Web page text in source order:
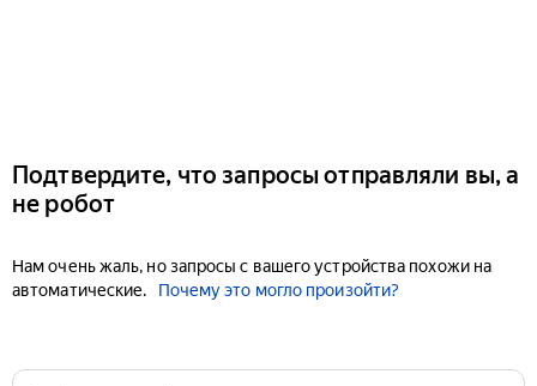
Подтвердите, что запросы отправляли вы, а
не робот
Нам очень жаль, но запросы с вашего устройства похожи на
автоматические.
Почему это могло произойти?